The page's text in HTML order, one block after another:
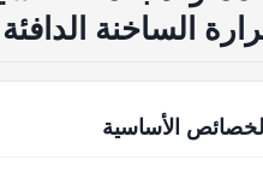
الساخنة الدافئة
الخصائص الأساسية